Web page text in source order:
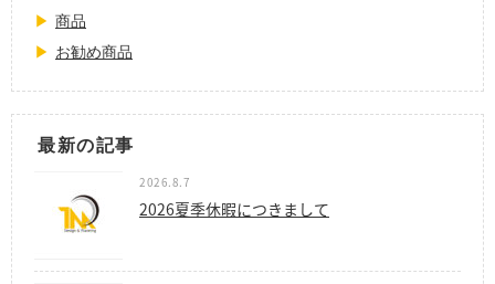
商品
お勧め商品
最新の記事
2026.8.7
2026夏季休暇につきまして